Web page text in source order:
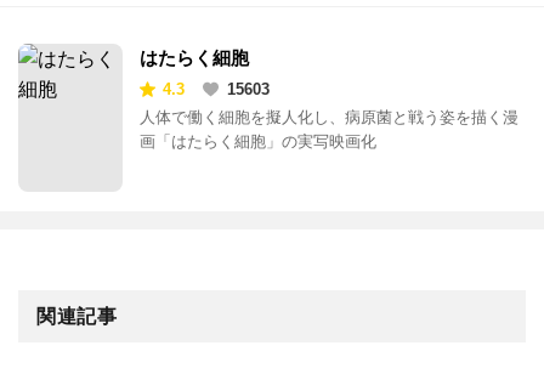
はたらく細胞
4.3
15603
人体で働く細胞を擬人化し、病原菌と戦う姿を描く漫
画「はたらく細胞」の実写映画化
関連記事